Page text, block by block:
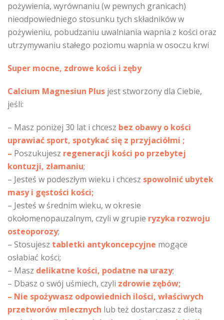
pożywienia, wyrównaniu (w pewnych granicach)
nieodpowiedniego stosunku tych składników w
pożywieniu, pobudzaniu uwalniania wapnia z kości oraz
utrzymywaniu stałego poziomu wapnia w osoczu krwi
Super mocne, zdrowe kości i zęby
Calcium Magnesiun Plus jest stworzony dla Ciebie,
jeśli:
– Masz poniżej 30 lat i chcesz bez obawy o kości
uprawiać sport, spotykać się z przyjaciółmi ;
– Poszukujesz regeneracji kości po przebytej
kontuzji, złamaniu;
– Jesteś w podeszłym wieku i chcesz spowolnić ubytek
masy i gęstości kości;
– Jesteś w średnim wieku, w okresie
okołomenopauzalnym, czyli w grupie ryzyka rozwoju
osteoporozy;
– Stosujesz tabletki antykoncepcyjne mogące
osłabiać kości;
– Masz delikatne kości, podatne na urazy;
– Dbasz o swój uśmiech, czyli zdrowie zębów;
– Nie spożywasz odpowiednich ilości, właściwych
przetworów mlecznych lub też dostarczasz z dietą